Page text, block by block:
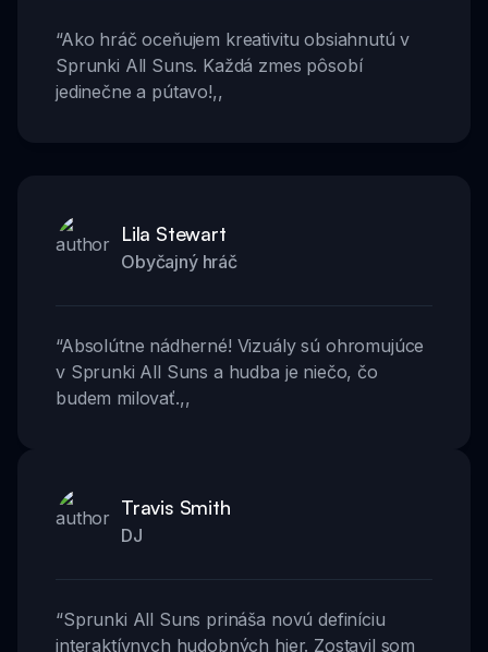
“Ako hráč oceňujem kreativitu obsiahnutú v
Sprunki All Suns. Každá zmes pôsobí
jedinečne a pútavo!,,
Lila Stewart
Obyčajný hráč
“Absolútne nádherné! Vizuály sú ohromujúce
v Sprunki All Suns a hudba je niečo, čo
budem milovať.,,
Travis Smith
DJ
“Sprunki All Suns prináša novú definíciu
interaktívnych hudobných hier. Zostavil som